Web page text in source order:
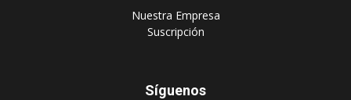
‎Nuestra Empresa
‎Suscripción
Síguenos